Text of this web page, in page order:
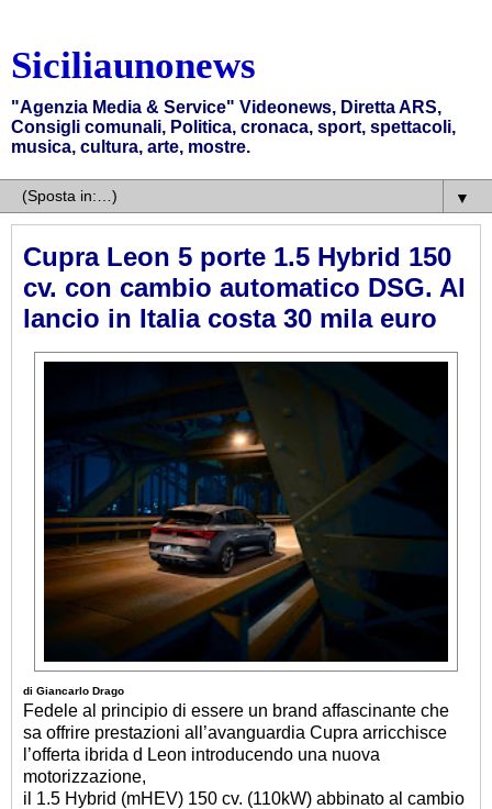
Siciliaunonews
"Agenzia Media & Service" Videonews, Diretta ARS,
Consigli comunali, Politica, cronaca, sport, spettacoli,
musica, cultura, arte, mostre.
▼
Cupra Leon 5 porte 1.5 Hybrid 150
cv. con cambio automatico DSG. Al
lancio in Italia costa 30 mila euro
di Giancarlo Drago
Fedele al principio di essere un brand affascinante che
sa offrire prestazioni all’avanguardia Cupra arricchisce
l’offerta ibrida d Leon introducendo una nuova
motorizzazione,
il 1.5 Hybrid (mHEV) 150 cv. (110kW) abbinato al cambio